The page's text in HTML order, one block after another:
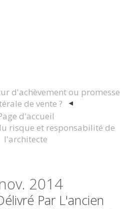
d'achèvement ou promesse
de vente ?
d'accueil
risque et responsabilité de
l'architecte
2014
Par L'ancien